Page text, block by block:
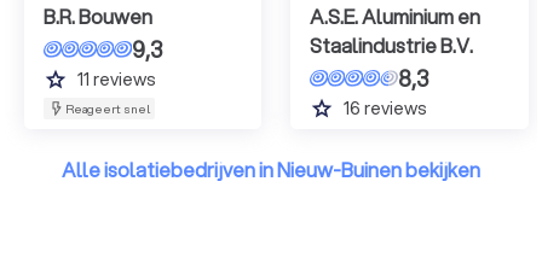
B.R. Bouwen
9,3
grade 11 reviews
Reageert snel
A.S.E. Aluminium en
Staalindustrie B.V.
8,3
grade 16 reviews
Alle isolatiebedrijven in Nieuw-Buinen bekijken